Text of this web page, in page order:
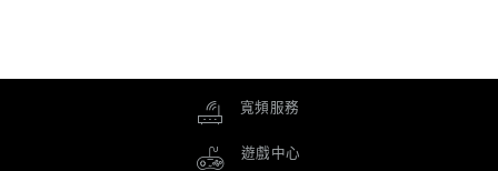
寬頻服務
遊戲中心